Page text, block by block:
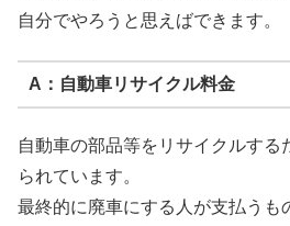
自分でやろうと思えばできます。
A：自動車リサイクル料金
自動車の部品等をリサイクルする
られています。
最終的に廃車にする人が支払うも